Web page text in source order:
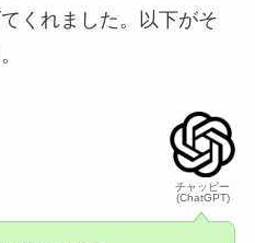
くれました。以下がそ
チャッピー
(ChatGPT)